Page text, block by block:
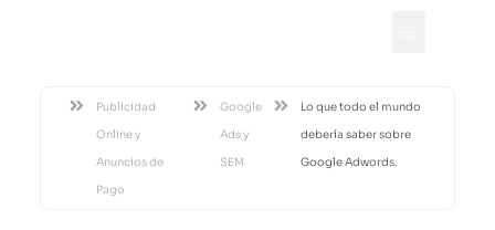
Publicidad
Online y
Anuncios de
Pago
Google
Ads y
SEM
Lo que todo el mundo
debería saber sobre
Google Adwords.